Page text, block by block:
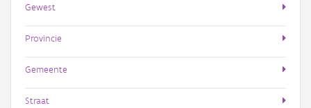
Gewest
Provincie
Gemeente
Straat